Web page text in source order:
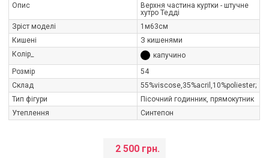
Опис
Верхня частина куртки - штучне
хутро Тедді
Зріст моделі
1м63см
Кишені
З кишенями
Колір_
капучино
Розмір
54
Склад
55%viscose,35%aсril,10%poliester;
Тип фігури
Пісочний годинник, прямокутник
Утеплення
Синтепон
2 500 грн.